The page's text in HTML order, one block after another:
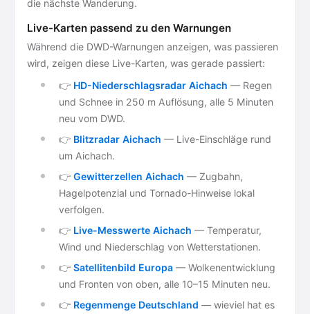
die nächste Wanderung.
Live-Karten passend zu den Warnungen
Während die DWD-Warnungen anzeigen, was passieren
wird, zeigen diese Live-Karten, was gerade passiert:
👉 HD-Niederschlagsradar Aichach — Regen
und Schnee in 250 m Auflösung, alle 5 Minuten
neu vom DWD.
👉 Blitzradar Aichach — Live-Einschläge rund
um Aichach.
👉 Gewitterzellen Aichach — Zugbahn,
Hagelpotenzial und Tornado-Hinweise lokal
verfolgen.
👉 Live-Messwerte Aichach — Temperatur,
Wind und Niederschlag von Wetterstationen.
👉 Satellitenbild Europa — Wolkenentwicklung
und Fronten von oben, alle 10–15 Minuten neu.
👉 Regenmenge Deutschland — wieviel hat es